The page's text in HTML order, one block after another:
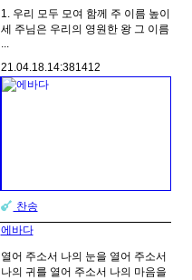
1. 우리 모두 모여 함께 주 이름 높이
세 주님은 우리의 영원한 왕 그 이름
...
21.04.18.14:381412
찬송
에바다
열어 주소서 나의 눈을 열어 주소서
나의 귀를 열어 주소서 나의 마음을